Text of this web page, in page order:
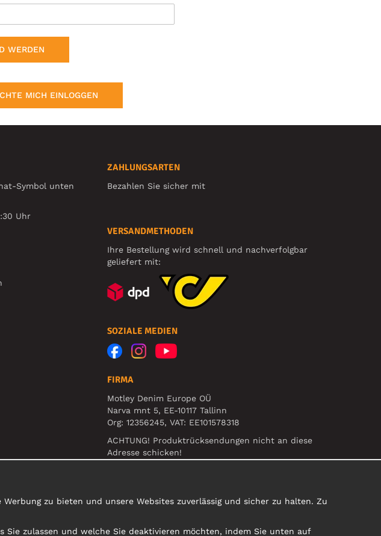
WERDEN
MICH EINLOGGEN
Symbol unten
Uhr
ZAHLUNGSARTEN
Bezahlen Sie sicher mit
VERSANDMETHODEN
Ihre Bestellung wird schnell und nachverfolgbar
geliefert mit:
SOZIALE MEDIEN
FIRMA
Motley Denim Europe OÜ
Narva mnt 5, EE-10117 Tallinn
Org: 12356245, VAT: EE101578318
ACHTUNG! Produktrücksendungen nicht an diese
Adresse schicken!
zu bieten und unsere Websites zuverlässig und sicher zu halten. Zu
Sie zulassen und welche Sie deaktivieren möchten, indem Sie unten auf